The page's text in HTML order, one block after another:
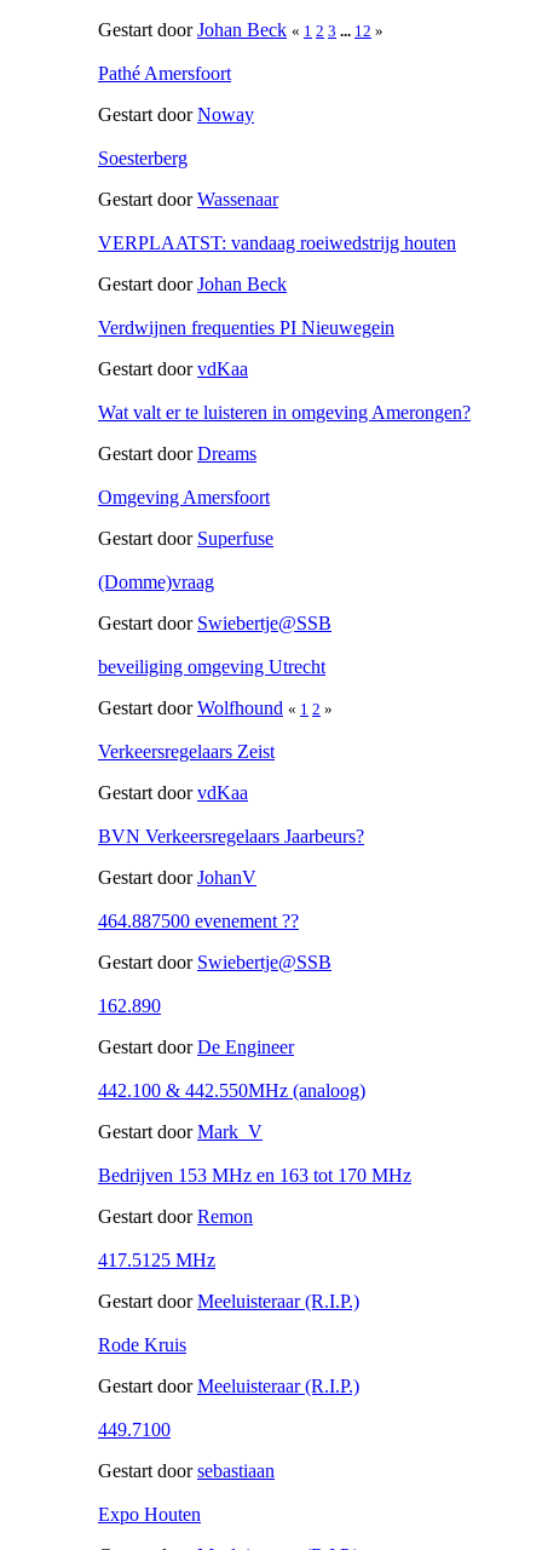
Gestart doorJohan Beck « 1 2 3 ... 12 »
Pathé Amersfoort
Gestart doorNoway
Soesterberg
Gestart doorWassenaar
VERPLAATST: vandaag roeiwedstrijg houten
Gestart doorJohan Beck
Verdwijnen frequenties PI Nieuwegein
Gestart doorvdKaa
Wat valt er te luisteren in omgeving Amerongen?
Gestart doorDreams
Omgeving Amersfoort
Gestart door Superfuse
(Domme)vraag
Gestart door Swiebertje@SSB
beveiliging omgeving Utrecht
Gestart doorWolfhound « 1 2 »
Verkeersregelaars Zeist
Gestart doorvdKaa
BVN Verkeersregelaars Jaarbeurs?
Gestart doorJohanV
464.887500 evenement ??
Gestart door Swiebertje@SSB
162.890
Gestart doorDe Engineer
442.100 & 442.550MHz (analoog)
Gestart doorMark_V
Bedrijven 153 MHz en 163 tot 170 MHz
Gestart doorRemon
417.5125 MHz
Gestart doorMeeluisteraar (R.I.P.)
Rode Kruis
Gestart doorMeeluisteraar (R.I.P.)
449.7100
Gestart doorsebastiaan
Expo Houten